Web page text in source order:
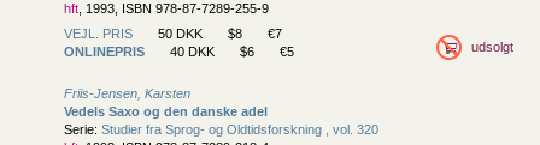
hft , 1993, ISBN 978-87-7289-255-9
VEJL. PRIS
50 DKK $8
€7
ONLINEPRIS
40 DKK $6 €5 udsolgt
Friis-Jensen, Karsten
Vedels Saxo og den danske adel
Serie: Studier fra Sprog- og Oldtidsforskning , vol. 320